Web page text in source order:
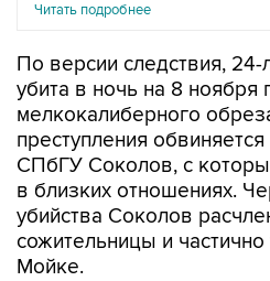
Читать подробнее
По версии следствия,
убита в ночь на 8
мелкокалиберного
преступления
СПбГУ Соколов, с
в близких отношениях.
убийства Соколов
сожительницы и частично
Мойке.